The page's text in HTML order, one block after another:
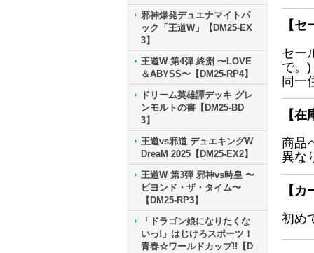
邪神爆発デュエナマイトパ
ック「王道W」【DM25-EX
3】
王道W 第4弾 終淵 〜LOVE
＆ABYSS〜【DM25-RP4】
ドリーム英雄譚デッキ グレ
ンモルトの書【DM25-BD
3】
王道vs邪道 デュエキングW
DreaM 2025【DM25-EX2】
王道W 第3弾 邪神vs時皇 〜
ビヨンド・ザ・タイム〜
【DM25-RP3】
「ドラゴン娘になりたくな
いっ!」はじけろスポーツ！
青春☆ワールドカップ!!【D
【
セー
で。)
同一
【
商品
異な
【
初め